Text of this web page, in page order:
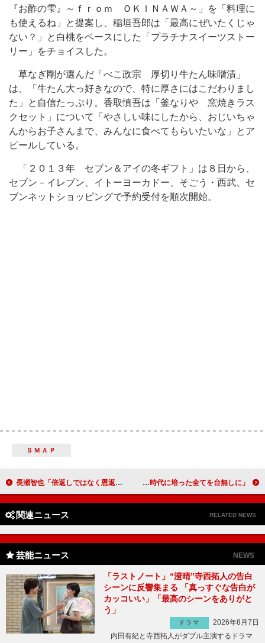
『お酢の雫』～ｆｒｏｍ ＯＫＩＮＡＷＡ～」を「料理に
も使えるね」と提案し、稲垣吾郎は「最高にぜいたくじゃ
ない？」と白桃をベースにした「プラチナスイーツストー
リー」をチョイスした。
草なぎ剛が選んだ「べこ政宗 厚切り牛たん味噌漬」
は、「牛たん大っ好きなので、特に厚さにはこだわりまし
た」と自信たっぷり。香取慎吾は「釜なりや 窯焼きラス
クセット」について「やさしい味にしたから、おじいちゃ
んからお子さんまで、みんなに食べてもらいたいな」とア
ピールしている。
「２０１３年 セブン＆アイの冬ギフト」は８日から、
セブン－イレブン、イトーヨーカドー、そごう・西武、セ
ブンネットショッピングで予約受付を順次開始。
ＳＭＡＰ
長瀬智也「倍返しではなく恩返し」 気合の短髪で悪徳刑事役に挑戦 堺雅人が「半沢直樹」を払拭！？ 「銀行員時代に培った全てを台無しに」
関連ニュース RELATED NEWS
芸能ニュース NEWS
「ラストノート」“澄晴”寺西拓人の告白
シーンに反響集まる 「真っすぐな告白が
カッコいい」「最高のシーンをありがと
う」
ドラマ
2026年8月7日
内田有紀と寺西拓人がダブル主演するドラマ